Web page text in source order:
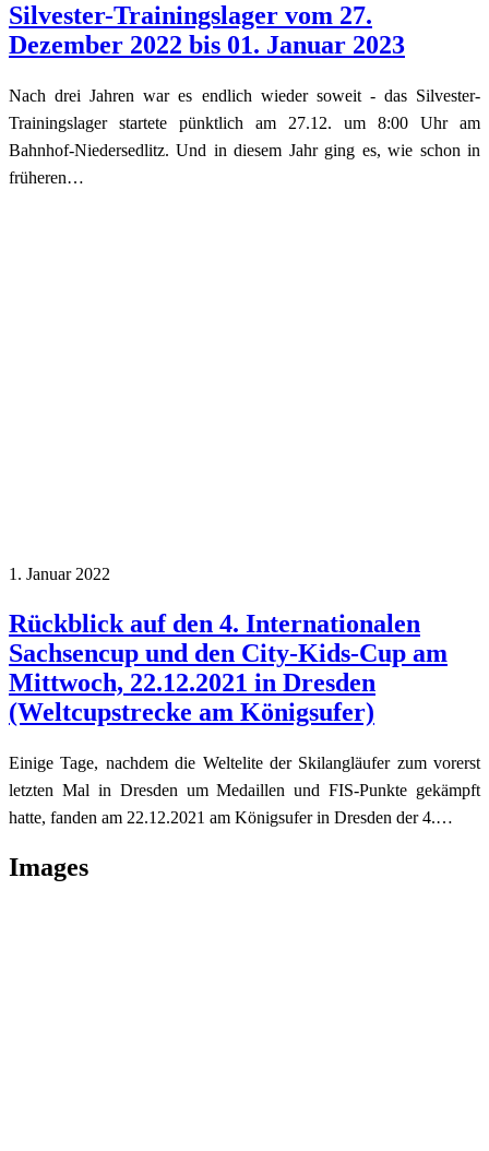
Silvester-Trainingslager vom 27.
Dezember 2022 bis 01. Januar 2023
Nach drei Jahren war es endlich wieder soweit - das Silvester-
Trainingslager startete pünktlich am 27.12. um 8:00 Uhr am
Bahnhof-Niedersedlitz. Und in diesem Jahr ging es, wie schon in
früheren…
1. Januar 2022
Rückblick auf den 4. Internationalen
Sachsencup und den City-Kids-Cup am
Mittwoch, 22.12.2021 in Dresden
(Weltcupstrecke am Königsufer)
Einige Tage, nachdem die Weltelite der Skilangläufer zum vorerst
letzten Mal in Dresden um Medaillen und FIS-Punkte gekämpft
hatte, fanden am 22.12.2021 am Königsufer in Dresden der 4.…
Images